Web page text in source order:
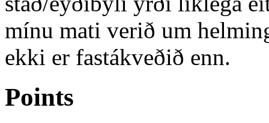
mínu mati verið um
ekki er fastákveðið enn.
Points